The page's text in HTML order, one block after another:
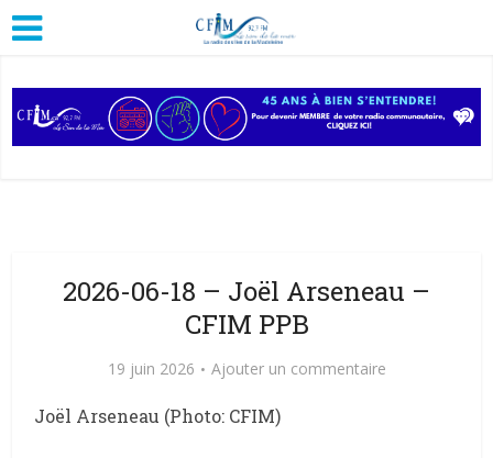
2026-06-18 – Joël Arseneau –
CFIM PPB
19 juin 2026 Ajouter un commentaire
Joël Arseneau (Photo: CFIM)